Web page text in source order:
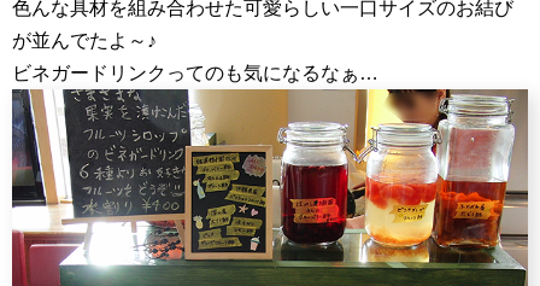
色んな具材を組み合わせた可愛らしい一口サイズのお結び
が並んでたよ～♪
ビネガードリンクってのも気になるなぁ…